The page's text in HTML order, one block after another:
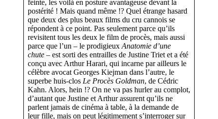
feinte, les voilà en posture avantageuse devant la
postérité ! Mais quand même !? Quel étrange hasard
que deux des plus beaux films du cru cannois se
répondent à ce point. Pas seulement parce qu’ils
revisitent tous les deux le film de procès, mais aussi
parce que l’un – le prodigieux Anatomie d’une
chute – est sorti des entrailles de Justine Triet et a été
conçu avec Arthur Harari, qui incarne par ailleurs le
célèbre avocat Georges Kiejman dans l’autre, le
superbe huis-clos Le Procès Goldman, de Cédric
Kahn. Alors, hein !? On ne va pas hurler au complot,
d’autant que Justine et Arthur assurent qu’ils ne
parlent jamais de cinéma à table, à la demande de
leur fille, mais on peut légitimement s’interroger sur